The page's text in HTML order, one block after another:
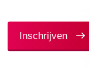
(Vereist)
Inschrijven